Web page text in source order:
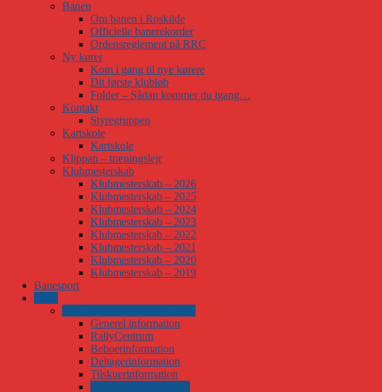
Banen
Om banen i Roskilde
Officielle banerekorder
Ordensreglement på RRC
Ny kører
Kom i gang til nye kørere
Dit første klubløb
Folder – Sådan kommer du igang…
Kontakt
Styregruppen
Kartskole
Kartskole
Klippan – træningslejr
Klubmesterskab
Klubmesterskab – 2026
Klubmesterskab – 2025
Klubmesterskab – 2024
Klubmesterskab – 2023
Klubmesterskab – 2022
Klubmesterskab – 2021
Klubmesterskab – 2020
Klubmesterskab – 2019
Banesport
Generel information
RallyCentrum
Beboerinformation
Deltagerinformation
Tilskuerinformation